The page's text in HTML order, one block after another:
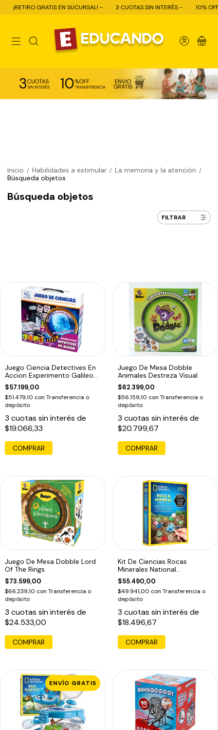
GRATIS EN SUCURSAL! - 3 CUOTAS SIN INTERÉS - 10% OFF CON
0
Inicio / Habilidades a estimular / La memoria y la atención /
Búsqueda objetos
Búsqueda objetos
FILTRAR
Juego Ciencia Detectives En
Accion Experimento Galileo
Edu
$57.199,00
$51.479,10 con Transferencia o
depósito
3 cuotas sin interés de
$19.066,33
Juego De Mesa Dobble
Animales Destreza Visual
$62.399,00
$56.159,10 con Transferencia o
depósito
3 cuotas sin interés de
$20.799,67
Juego De Mesa Dobble Lord
Of The Rings
$73.599,00
$66.239,10 con Transferencia o
depósito
3 cuotas sin interés de
$24.533,00
Kit De Ciencias Rocas
Minerales National
Geographic Stem
$55.490,00
$49.941,00 con Transferencia o
depósito
3 cuotas sin interés de
$18.496,67
ENVÍO GRATIS